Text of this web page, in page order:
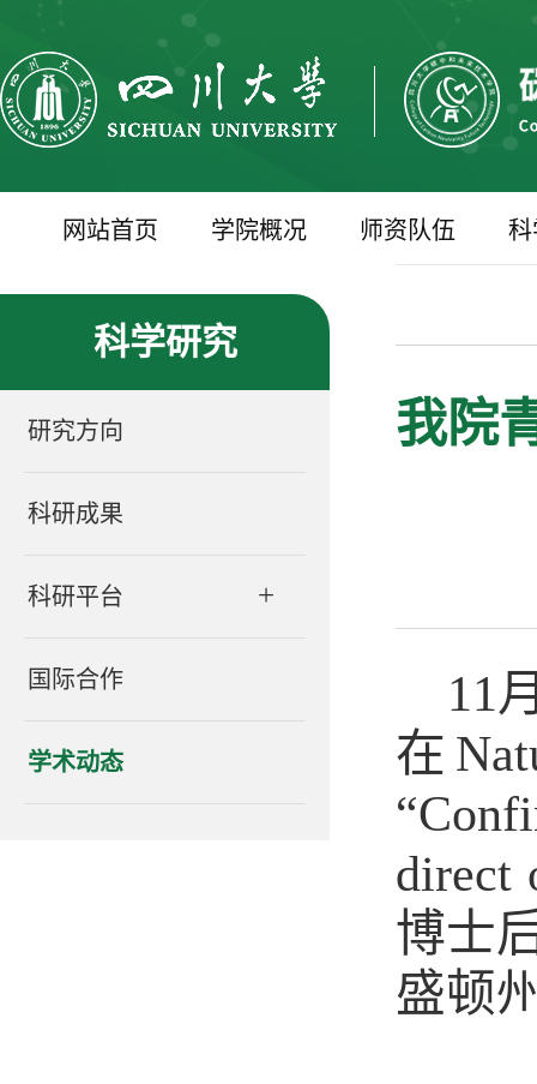
网站首页 学院概况 师资队伍 科
科学研究
研究方向
科研成果
科研平台 +
国际合作
学术动态
我院
11
在
“
direct
博士
盛顿